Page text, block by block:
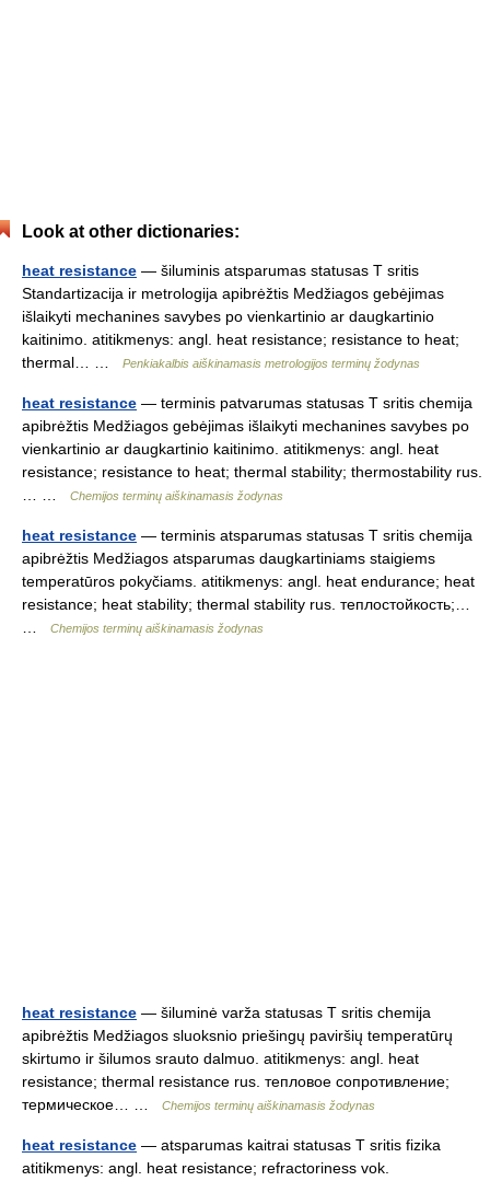
Look at other dictionaries:
heat resistance — šiluminis atsparumas statusas T sritis
Standartizacija ir metrologija apibrėžtis Medžiagos gebėjimas
išlaikyti mechanines savybes po vienkartinio ar daugkartinio
kaitinimo. atitikmenys: angl. heat resistance; resistance to heat;
thermal… …
Penkiakalbis aiškinamasis metrologijos terminų žodynas
heat resistance — terminis patvarumas statusas T sritis chemija
apibrėžtis Medžiagos gebėjimas išlaikyti mechanines savybes po
vienkartinio ar daugkartinio kaitinimo. atitikmenys: angl. heat
resistance; resistance to heat; thermal stability; thermostability rus.
Chemijos terminų aiškinamasis žodynas
heat resistance — terminis atsparumas statusas T sritis chemija
apibrėžtis Medžiagos atsparumas daugkartiniams staigiems
temperatūros pokyčiams. atitikmenys: angl. heat endurance; heat
resistance; heat stability; thermal stability rus. теплостойкость;…
Chemijos terminų aiškinamasis žodynas
heat resistance — šiluminė varža statusas T sritis chemija
apibrėžtis Medžiagos sluoksnio priešingų paviršių temperatūrų
skirtumo ir šilumos srauto dalmuo. atitikmenys: angl. heat
resistance; thermal resistance rus. тепловое сопротивление;
термическое… …
Chemijos terminų aiškinamasis žodynas
heat resistance — atsparumas kaitrai statusas T sritis fizika
atitikmenys: angl. heat resistance; refractoriness vok.